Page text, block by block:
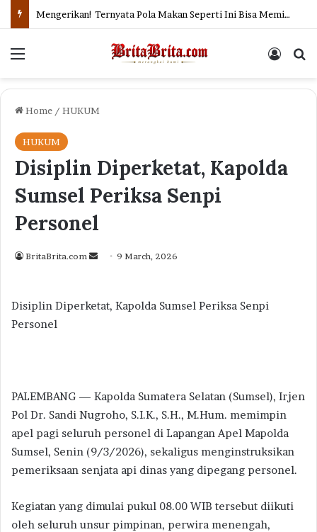
Mengerikan! Ternyata Pola Makan Seperti Ini Bisa Memicu Kanker Usus Besar
Menu Log In
Home / HUKUM
HUKUM
Disiplin Diperketat, Kapolda
Sumsel Periksa Senpi
Personel
BritaBrita.com
Send9 March, 2026
Disiplin Diperketat, Kapolda Sumsel Periksa Senpi
Personel
PALEMBANG — Kapolda Sumatera Selatan (Sumsel), Irjen
Pol Dr. Sandi Nugroho, S.I.K., S.H., M.Hum. memimpin
apel pagi seluruh personel di Lapangan Apel Mapolda
Sumsel, Senin (9/3/2026), sekaligus menginstruksikan
pemeriksaan senjata api dinas yang dipegang personel.
Kegiatan yang dimulai pukul 08.00 WIB tersebut diikuti
oleh seluruh unsur pimpinan, perwira menengah,